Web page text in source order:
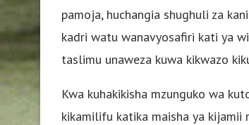
pamoja, huchangia shughuli za
kadri watu wanavyosafiri kati ya
taslimu unaweza kuwa kikwazo
Kwa kuhakikisha mzunguko wa
kikamilifu katika maisha ya kijamii